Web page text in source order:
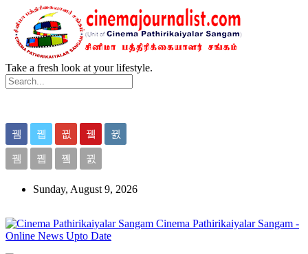
Take a fresh look at your lifestyle.
Sunday, August 9, 2026
Cinema Pathirikaiyalar Sangam -
Online News Upto Date